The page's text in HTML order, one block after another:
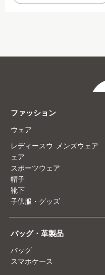
ファッション
ウェア
レディースウ
ェア
メンズウェア
スポーツウェア
帽子
靴下
子供服・グッズ
バッグ・革製品
バッグ
スマホケース